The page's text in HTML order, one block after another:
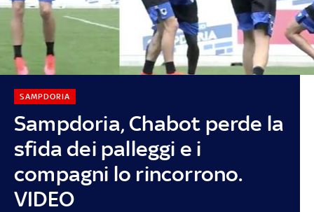
Sampdoria, Chabot perde la
sfida dei palleggi e i
compagni lo rincorrono.
VIDEO
SAMPDORIA